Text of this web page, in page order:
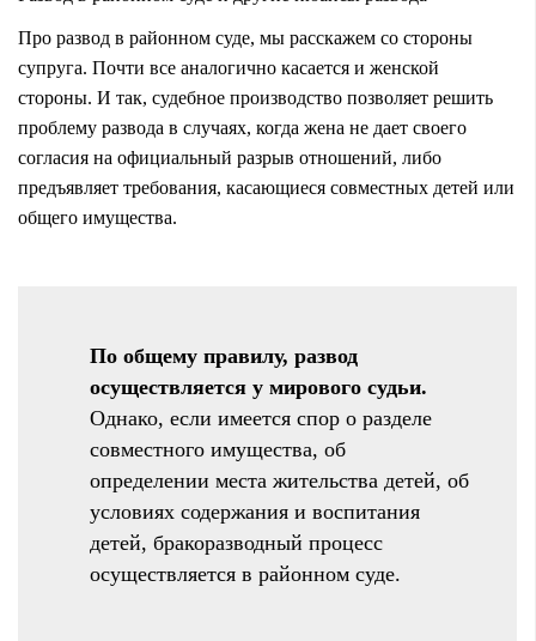
Про развод в районном суде, мы расскажем со стороны
супруга. Почти все аналогично касается и женской
стороны. И так, судебное производство позволяет решить
проблему развода в случаях, когда жена не дает своего
согласия на официальный разрыв отношений, либо
предъявляет требования, касающиеся совместных детей или
общего имущества.
По общему правилу, развод
осуществляется у мирового судьи.
Однако, если имеется спор о разделе
совместного имущества, об
определении места жительства детей, об
условиях содержания и воспитания
детей, бракоразводный процесс
осуществляется в районном суде.